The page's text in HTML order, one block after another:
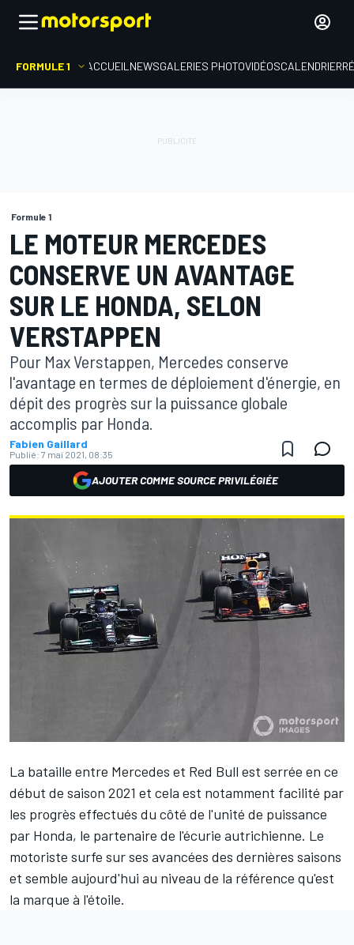
FORMULE 1 ACCUEIL NEWSGALERIES PHOTOVIDÉOSCALENDRIER
Formule 1
LE MOTEUR MERCEDES
CONSERVE UN AVANTAGE
SUR LE HONDA, SELON
VERSTAPPEN
Pour Max Verstappen, Mercedes conserve
l'avantage en termes de déploiement d'énergie, en
dépit des progrès sur la puissance globale
accomplis par Honda.
Fabien Gaillard
Publié: 7 mai 2021, 08:35
AJOUTER COMME SOURCE PRIVILÉGIÉE
La bataille entre Mercedes et Red Bull est serrée en ce
début de saison 2021 et cela est notamment facilité par
les progrès effectués du côté de l'unité de puissance
par Honda, le partenaire de l'écurie autrichienne. Le
motoriste surfe sur ses avancées des dernières saisons
et semble aujourd'hui au niveau de la référence qu'est
la marque à l'étoile.